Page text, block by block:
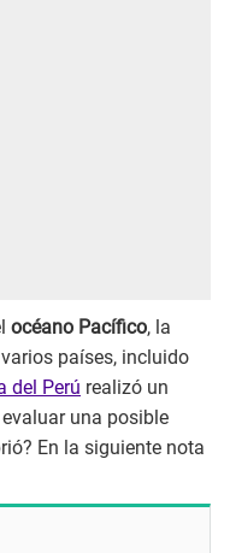
océano Pacífico, la
países, incluido
del Perú realizó un
una posible
En la siguiente nota